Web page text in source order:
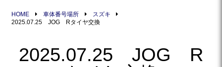
HOME 車体番号場所
スズキ
2025.07.25 JOG Rタイヤ交換
2025.07.25 JOG R